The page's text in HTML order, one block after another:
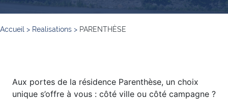
Accueil > Realisations > PARENTHÈSE
Aux portes de la résidence Parenthèse, un choix
unique s’offre à vous : côté ville ou côté campagne ?